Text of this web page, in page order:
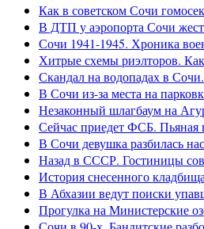
Как в советском Сочи
В ДТП у аэропорта Сочи
Сочи 1941-1945. Хроника
Хитрые схемы риэлторов.
Скандал на водопадах в
В Сочи из-за места на
Незаконный шлагбаум на
Сейчас приедет ФСБ. Пьяная
В Сочи девушка разбилась
Назад в СССР. Гостиницы
История снесенного
В Абхазии ведут поиски
Прогулка на Министерские